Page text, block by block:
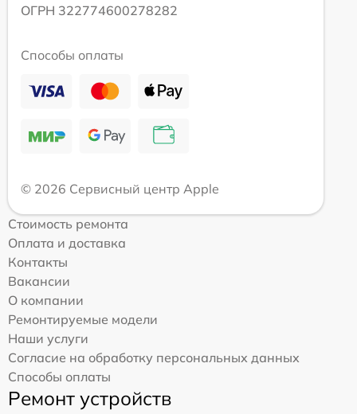
ОГРН 322774600278282
Способы оплаты
© 2026 Сервисный центр Apple
Стоимость ремонта
Оплата и доставка
Контакты
Вакансии
О компании
Ремонтируемые модели
Наши услуги
Согласие на обработку персональных данных
Способы оплаты
Ремонт устройств